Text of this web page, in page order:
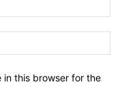
in this browser for the